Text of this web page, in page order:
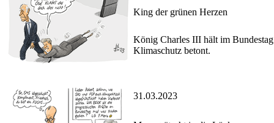
King der grünen Herzen
König Charles III hält im
Klimaschutz betont.
31.03.2023